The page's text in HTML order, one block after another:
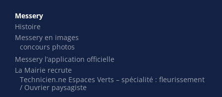
Messery
Histoire
Messery en images
concours photos
Messery l’application officielle
La Mairie recrute
Technicien.ne Espaces Verts – spécialité : fleurissement
/ Ouvrier paysagiste